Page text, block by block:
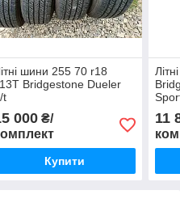
шини 255 70 r18
Bridgestone Dueler
t
000₴/
Купити
11